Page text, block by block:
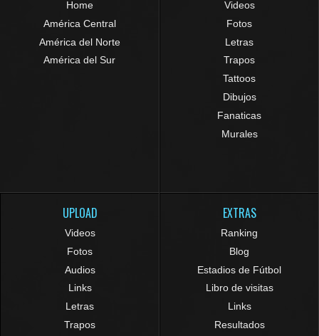
Home
América Central
América del Norte
América del Sur
Videos
Fotos
Letras
Trapos
Tattoos
Dibujos
Fanaticas
Murales
UPLOAD
Videos
Fotos
Audios
Links
Letras
Trapos
EXTRAS
Ranking
Blog
Estadios de Fútbol
Libro de visitas
Links
Resultados